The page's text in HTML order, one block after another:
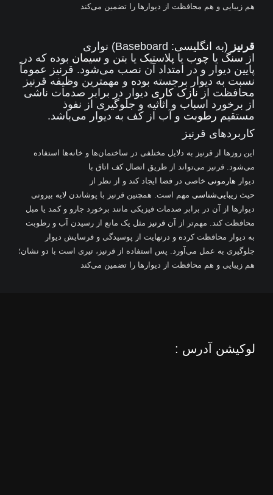
هم زیبایی و هم محافظت از دیوارها را تضمین می‌کند
قرنیز (به انگلیسی:
Baseboard) نواری
از سنگ یا چوب یا پلاستیک یا بتن و سیمان بوده که در
پایین دیوار و در امتداد آن نصب می‌شود. قرنیز عموماً
نسبت به دیوار برجسته بوده و مهمترین وظیفه قرنیز
محافظت از نازک کاری دیوار در برابر صدمات ناشی
از برخورد اسباب و اثاثیه و جلوگیری از نفوذ
مستقیم رطوبت و آب از کف به دیوار می‌باشد.
کاربردهای قرنیز
این روزها از قرنیز به دلایل مختلفی در ساختمان‌ها و خانه‌ها استفاده
می‌شود. قرنیز می‌تواند از طریق اتصال کف اتاق با
دیوار هارمونی خاصی در فضا ایجاد کند و از نظر از
حیث زیبایی‌شناسی مهم است. همچنین قرنیز با پوشاندن لایه بیرونی
دیوارها از آن در برابر صدمات فیزیکی مانند برخورد جارو و کمد یا مبل
محافظت کند. مهم‌تر از آن قرنیز مثل یک مانع از رسیدن آب و رطوبت
به دیوار محافظت کرده و درنهایت از پوسیدگی و فرسایش دیوار
جلوگیری به عمل می‌آورد. پس استفاده از قرنیز، تیری است با دو نشان؛
هم زیبایی و هم محافظت از دیوارها را تضمین می‌کند
لوکیشن آدرس :